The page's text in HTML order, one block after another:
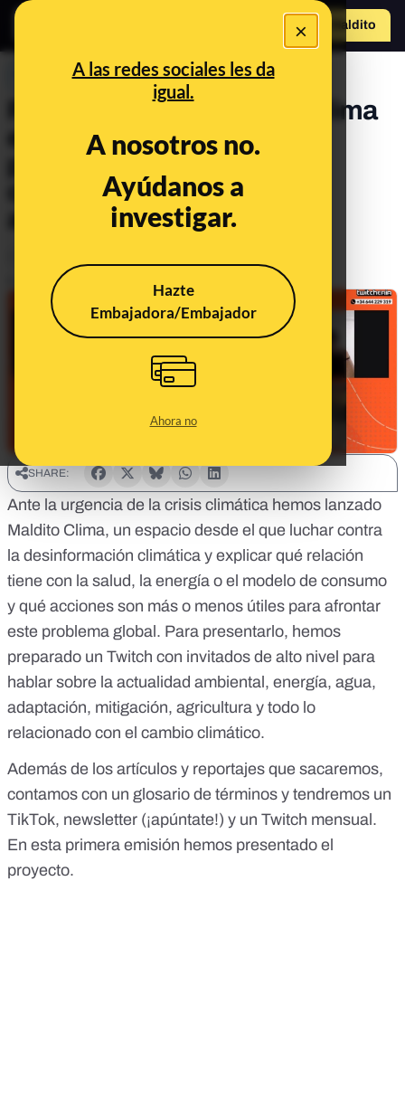
×
A las redes sociales les da
igual.
A nosotros no.
Ayúdanos a
investigar.
Hazte
Embajadora/Embajador
Ahora no
Hazte Maldito
PREBUNKING
Presentación de Maldito Clima
en Twitch: hablamos con
periodistas y expertos
climáticos sobre los retos
ambientales
Publicado el
SHARE:
Ante la urgencia de la crisis climática hemos lanzado
Maldito Clima, un espacio desde el que luchar contra
la desinformación climática y explicar qué relación
tiene con la salud, la energía o el modelo de consumo
y qué acciones son más o menos útiles para afrontar
este problema global. Para presentarlo, hemos
preparado un Twitch con invitados de alto nivel para
hablar sobre la actualidad ambiental, energía, agua,
adaptación, mitigación, agricultura y todo lo
relacionado con el cambio climático.
Además de los artículos y reportajes que sacaremos,
contamos con un glosario de términos y tendremos un
TikTok, newsletter (¡apúntate!) y un Twitch mensual.
En esta primera emisión hemos presentado el
proyecto.